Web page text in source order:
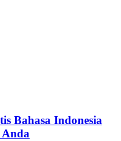
Bahasa Indonesia